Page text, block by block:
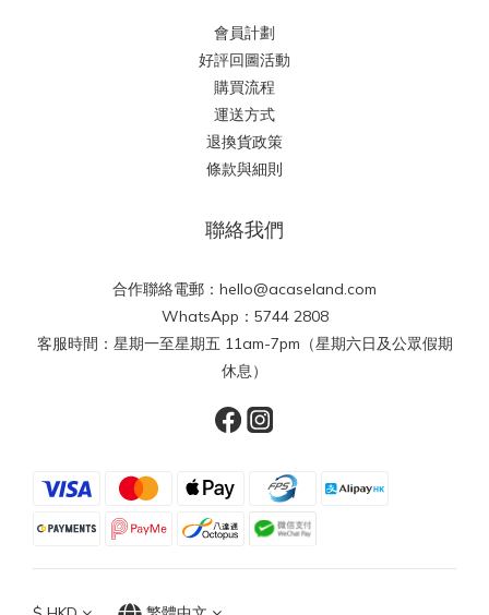
會員計劃
好評回圖活動
購買流程
運送方式
退換貨政策
條款與細則
聯絡我們
合作聯絡電郵：hello@acaseland.com
WhatsApp：5744 2808
客服時間：星期一至星期五 11am-7pm（星期六日及公眾假期
休息）